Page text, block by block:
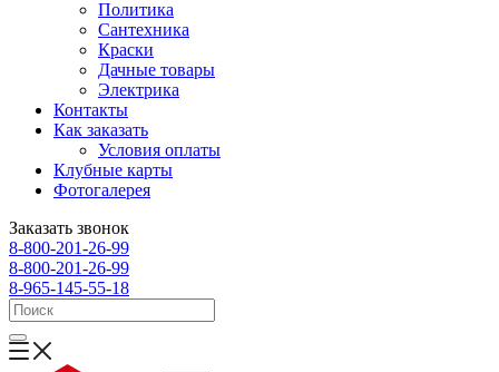
Политика
Сантехника
Краски
Дачные товары
Электрика
Контакты
Как заказать
Условия оплаты
Клубные карты
Фотогалерея
Заказать звонок
8-800-201-26-99
8-800-201-26-99
8-965-145-55-18